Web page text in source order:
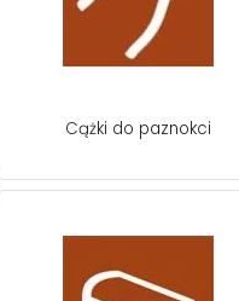
Cążki do paznokci